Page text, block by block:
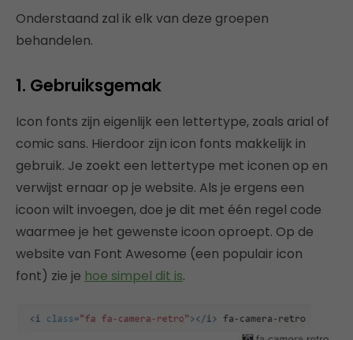
Onderstaand zal ik elk van deze groepen
behandelen.
1. Gebruiksgemak
Icon fonts zijn eigenlijk een lettertype, zoals arial of
comic sans. Hierdoor zijn icon fonts makkelijk in
gebruik. Je zoekt een lettertype met iconen op en
verwijst ernaar op je website. Als je ergens een
icoon wilt invoegen, doe je dit met één regel code
waarmee je het gewenste icoon oproept. Op de
website van Font Awesome (een populair icon
font) zie je hoe simpel dit is.